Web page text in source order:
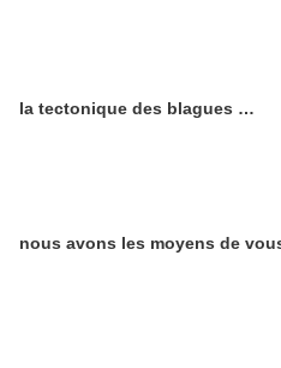
la tectonique des blagues …
nous avons les moyens de